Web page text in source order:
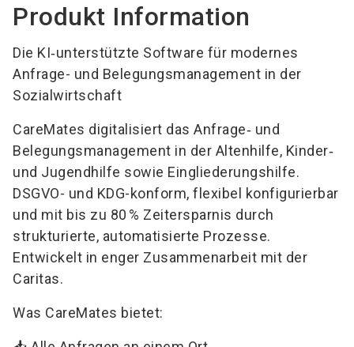
Produkt Information
Die KI‑unterstützte Software für modernes
Anfrage- und Belegungsmanagement in der
Sozialwirtschaft
CareMates digitalisiert das Anfrage‑ und
Belegungsmanagement in der Altenhilfe, Kinder‑
und Jugendhilfe sowie Eingliederungshilfe.
DSGVO- und KDG-konform, flexibel konfigurierbar
und mit bis zu 80 % Zeitersparnis durch
strukturierte, automatisierte Prozesse.
Entwickelt in enger Zusammenarbeit mit der
Caritas.
Was CareMates bietet: